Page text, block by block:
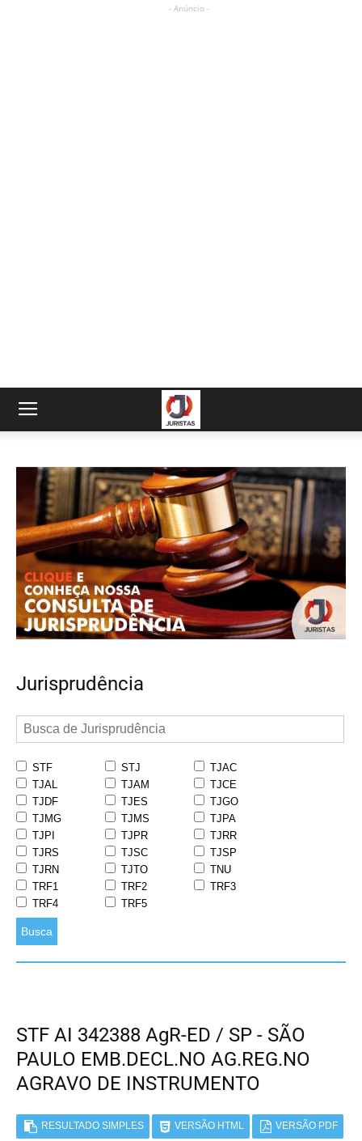
- Anúncio -
Jurisprudência
STF STJ
TJAC
TJAL
TJAM
TJCE
TJDF
TJES
TJGO
TJMG
TJMS
TJPA
TJPI
TJPR
TJRR
TJRS
TJSC
TJSP
TJRN
TJTO
TNU
TRF1
TRF2
TRF3
TRF4
TRF5
Busca
STF AI 342388 AgR-ED / SP - SÃO
PAULO EMB.DECL.NO AG.REG.NO
AGRAVO DE INSTRUMENTO
RESULTADO SIMPLES VERSÃO HTML VERSÃO PDF